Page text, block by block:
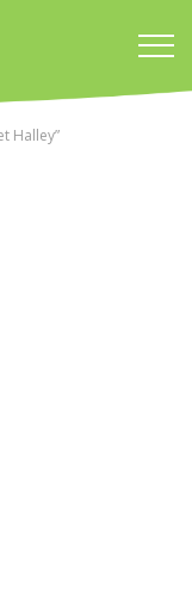
Halley”